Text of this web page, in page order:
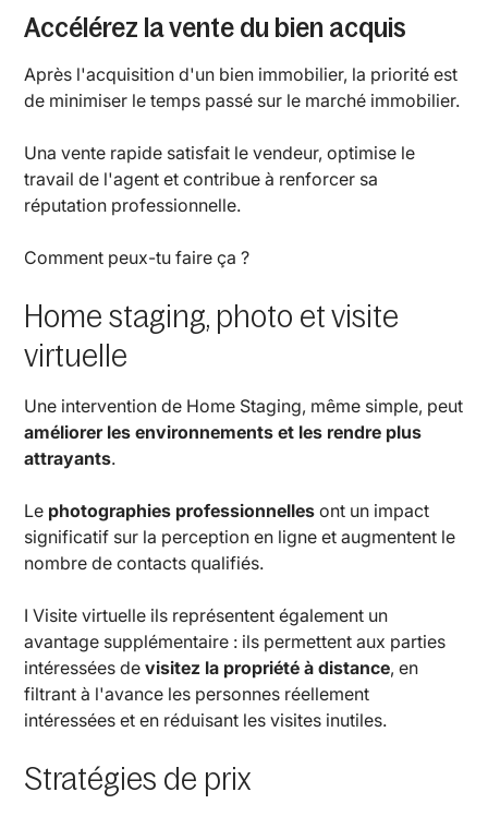
Accélérez la vente du bien acquis
Après l'acquisition d'un bien immobilier, la priorité est
de minimiser le temps passé sur le marché immobilier.
Una vente rapide satisfait le vendeur, optimise le
travail de l'agent et contribue à renforcer sa
réputation professionnelle.
Comment peux-tu faire ça ?
Home staging, photo et visite
virtuelle
Une intervention de Home Staging, même simple, peut
améliorer les environnements et les rendre plus
attrayants.
Le photographies professionnelles ont un impact
significatif sur la perception en ligne et augmentent le
nombre de contacts qualifiés.
I Visite virtuelle ils représentent également un
avantage supplémentaire : ils permettent aux parties
intéressées devisitez la propriété à distance, en
filtrant à l'avance les personnes réellement
intéressées et en réduisant les visites inutiles.
Stratégies de prix